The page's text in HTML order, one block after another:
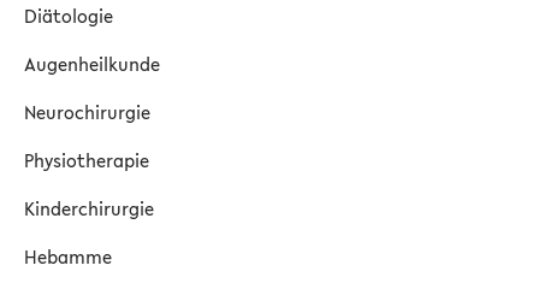
Diätologie
Augenheilkunde
Neurochirurgie
Physiotherapie
Kinderchirurgie
Hebamme